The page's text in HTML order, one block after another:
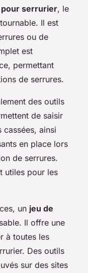
serrurier, le
Il est
ou de
est
permettant
de serrures.
des outils
de saisir
ainsi
en place lors
de serrures.
utiles pour les
un jeu de
Il offre une
à toutes les
Des outils
sur des sites